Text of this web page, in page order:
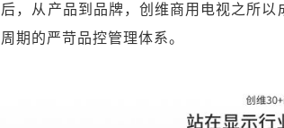
，从产品到品牌，创维商用电视之所
期的严苛品控管理体系。